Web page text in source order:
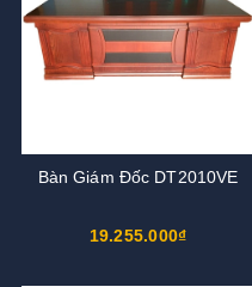
Bàn Giám Đốc DT2010VE
19.255.000₫